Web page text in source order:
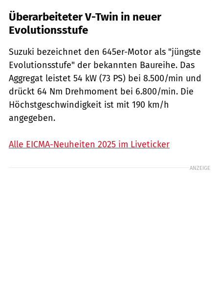
Überarbeiteter V-Twin in neuer
Evolutionsstufe
Suzuki bezeichnet den 645er-Motor als "jüngste
Evolutionsstufe" der bekannten Baureihe. Das
Aggregat leistet 54 kW (73 PS) bei 8.500/min und
drückt 64 Nm Drehmoment bei 6.800/min. Die
Höchstgeschwindigkeit ist mit 190 km/h
angegeben.
Alle EICMA-Neuheiten 2025 im Liveticker
ANZEIGE